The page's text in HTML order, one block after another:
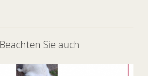
Beachten Sie auch